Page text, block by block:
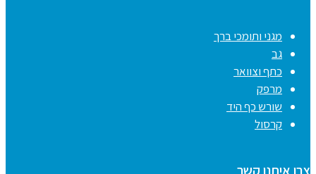
מגני ותומכי ברך
גב
כתף וצוואר
מרפק
שורש כף היד
קרסול